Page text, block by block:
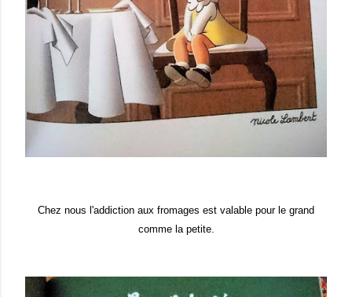
Chez nous l'addiction aux fromages est valable pour le grand
comme la petite.